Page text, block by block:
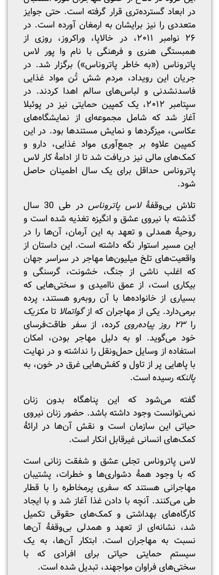
در ابعاد گسترده‌تری قرار گرفته است. حتی جوایز
متعددی را نیز برایشان به ارمغان آورده است. در
۲۶ نوامبر ۲۰۱۱، در خالاپا، وراکروز، روزی از
همبستگی هنری و فرهنگی با نام وا پور لاس
پاتروناس («به خاطر پاتروناس») برگزار شد. در
جریان این رویداد، مردم شش تُن مواد غذایی
فاسدنشدنی و لباس‌های سالم اهدا کردند. در
سپتامبر ۲۰۱۲، یک کمپین حمایتی نیز در پوئبلا
آغاز شد که شامل مجموعه‌ای از نمایشگاه‌های
عکاسی، میزگردها و نمایش مستندها بود. در این
کمپین علاوه بر جمع‌آوری مواد غذایی، دارو و
کمک‌های مالی نیز دریافت شد تا از ادامۀ کار لاس
پاتروناس حداقل برای یک سال اطمینان حاصل
شود.
تلاش بی‌وقفۀلاس پاتروناس
در طی 30 سال
گذشته با نیروی عشق و انگیزه تغذیه شده است و
روحیۀ همدلی و تعهد به این آرمان، آن‌ها را در
این مسیر استوار نگه داشته است. این داستان از
واقعیت‌های تلخ میلیون‌ها مهاجر در سراسر جهان
که اغلب ناشی از جنگ، خشونت، گرسنگی و
بیکاری است، از عمق ناامیدی و سختی‌هایی که
بسیاری از خانواده‌ها با آن روبه‌رو هستند، پرده
برمی‌دارد. یکی از مهاجران که ازگواتمالا تا مکزیک
را۲۳ روز پیاده‌رویکرده، از سفر طاقت‌فرسای
خود می‌گوید. او به دلیل مهاجر بودن، امکان
استفاده از وسایل حمل‌ونقل را نداشته و در نهایت
با پاهایی پر از تاول و کفش‌هایی غرق در خون، به
پالنکه رسیده است.
گفته می‌شود که این پناهگاه بدون زنان
نمی‌توانست وجود داشته باشد. حضور زنان نیروی
حیاتی این سازمان است و نقش آن‌ها در ارائۀ
کمک‌های انسانی غیرقابل انکار است.
لاس پاتروناس تجلی عشق و شفقت زنانی است
که با وجود همۀ دشواری‌ها و خطرات، پشتیبان
مهاجرانی‌ هستند که سفری پرمخاطره را با قطار
طی می‌کنند. آنچه با دادن غذا آغاز شد و با ایجاد
کارگاه‌های بهداشتی و کمک‌های حقوقی تکمیل
شد، نشانه‌ای از تعهد و همدلی بی‌وقفۀ آن‌ها
نسبت به مهاجران است. ابتکار آن‌ها، به یک
سیستم حمایتی حیاتی برای افرادی که با
سختی‌های فراوان مواجهند، تبدیل شده است.